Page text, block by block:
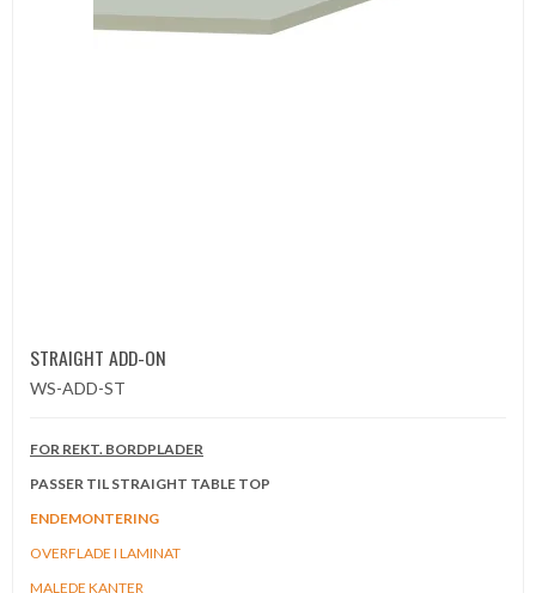
STRAIGHT ADD-ON
WS-ADD-ST
FOR REKT. BORDPLADER
PASSER TIL STRAIGHT TABLE TOP
ENDEMONTERING
OVERFLADE I LAMINAT
MALEDE KANTER